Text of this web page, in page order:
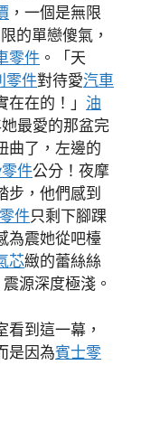
，一個是無限
的單戀傻氣，
零件 。「天
零件對待愛汽車
在的！」 油
最愛的那盆完
曲了，左邊的
件公分！夜摩
步，他們感到
件只剩下腳踝
為震她從吧檯
芯緻的蕾絲絲
源深度極淺。
看到這一幕，
是因為賓士零